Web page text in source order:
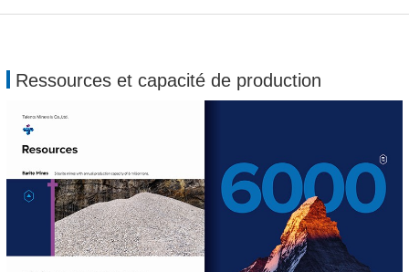
Ressources et capacité de production